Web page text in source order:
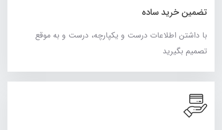
تضمین خرید ساده
با داشتن اطلاعات درست و یکپارچه، درست و به موقع
تصمیم بگیرید